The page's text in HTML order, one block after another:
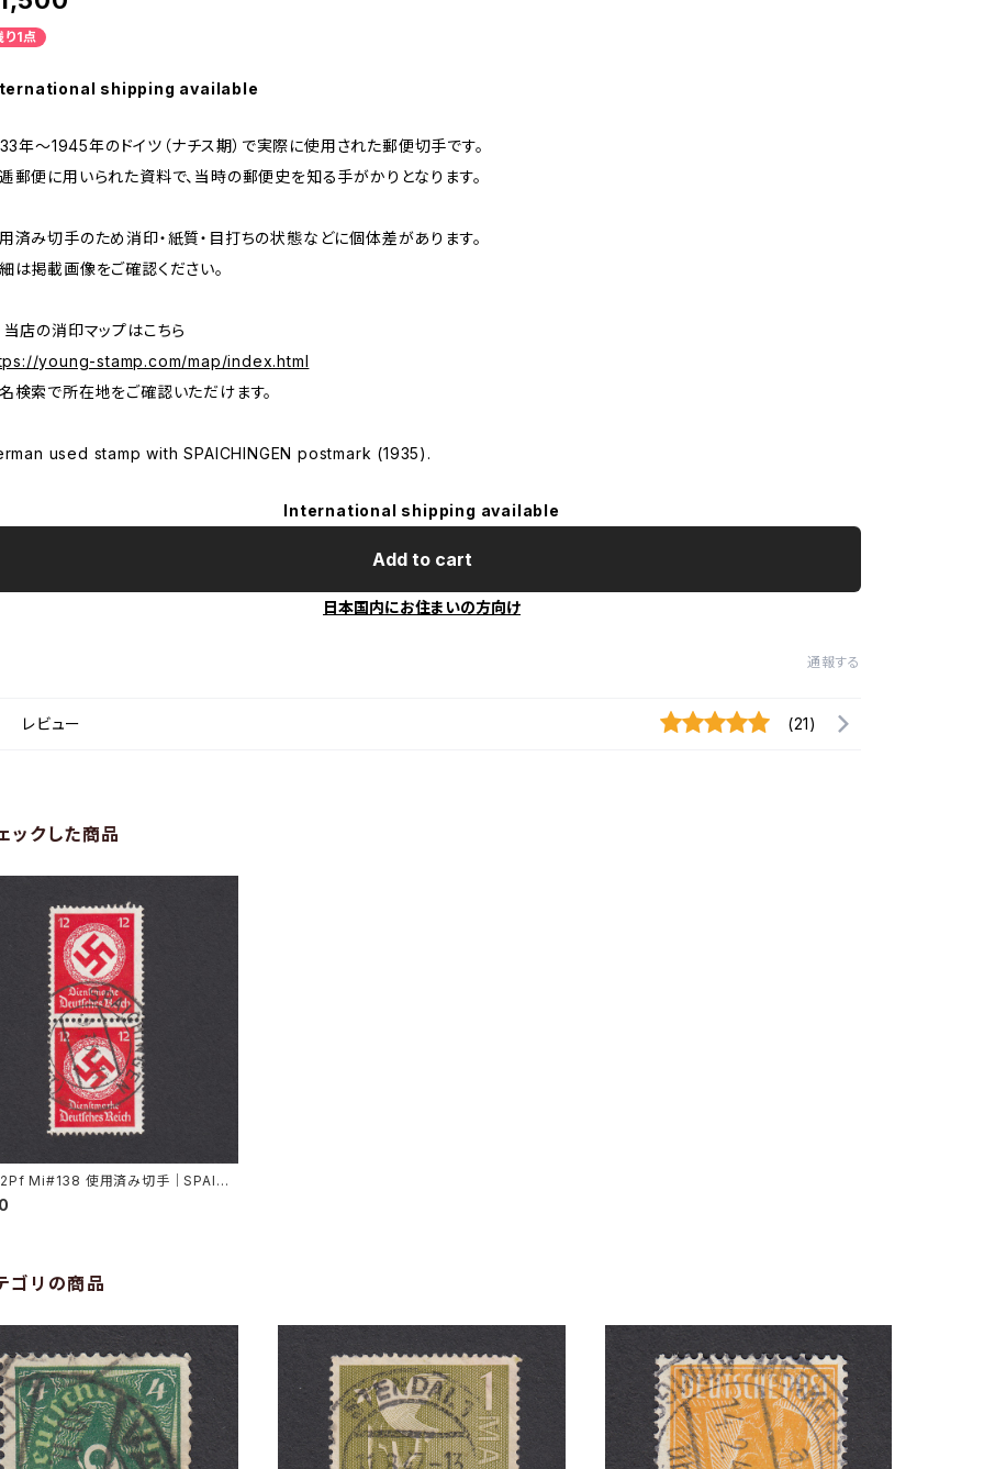
り1点
shipping available
年～1945年のドイツ（ナチス期）で実際に使用された郵便切手です。
郵便に用いられた資料で、当時の郵便史を知る手がかりとなります。
済み切手のため消印・紙質・目打ちの状態などに個体差があります。
は掲載画像をご確認ください。
店の消印マップはこちら
young-stamp.com/map/index.html
検索で所在地をご確認いただけます。
used stamp with SPAICHINGEN postmark (1935).
International shipping available
Add to cart
日本国内にお住まいの方向け
通報する
レビュー (21)
ックした商品
Mi#138 使用済み切手｜SPAICH
ゴリの商品